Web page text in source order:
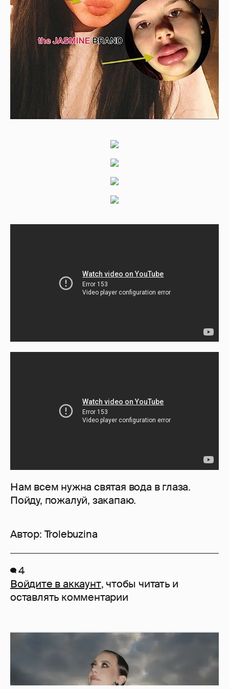
Нам всем нужна святая вода в глаза.
Пойду, пожалуй, закапаю.
Автор: Trolebuzina
4
Войдите в аккаунт, чтобы читать и
оставлять комментарии